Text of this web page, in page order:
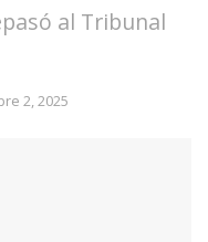
al Tribunal
2, 2025